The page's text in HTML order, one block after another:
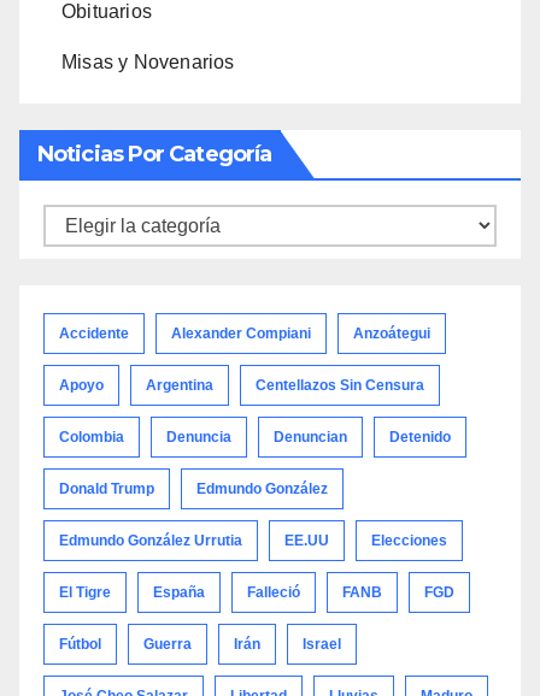
Obituarios
Misas y Novenarios
Noticias Por Categoría
Noticias
Accidente Alexander Compiani Anzoátegui
Apoyo Argentina Centellazos Sin Censura
Colombia Denuncia Denuncian Detenido
Donald Trump Edmundo González
Edmundo González Urrutia EE.UU Elecciones
El Tigre España Falleció FANB FGD
Fútbol Guerra Irán Israel